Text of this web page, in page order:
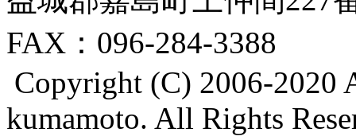
FAX：096-284-3388
Copyright (C) 2006-2020
kumamoto. All Rights